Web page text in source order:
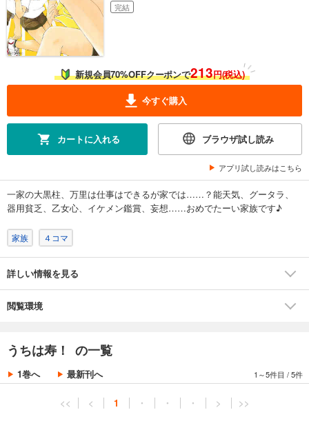
完結
新規会員70%OFFクーポンで213円(税込)
今すぐ購入
カートに入れる ブラウザ試し読み
アプリ試し読みはこちら
一家の大黒柱、万里は仕事はできるが家では……？能天気、グータラ、
器用貧乏、乙女心、イケメン鑑賞、妄想……おめでたーい家族です♪
家族 ４コマ
詳しい情報を見る
閲覧環境
うちは寿！ の一覧
1巻へ 最新刊へ 1～5件目 /5件
<< < 1 ・ ・ ・ > >>